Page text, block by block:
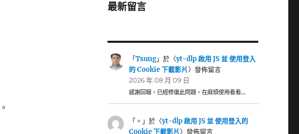
。
最新留言
「Tsung」於〈yt-dlp 啟用 JS 並 使用登入
的 Cookie 下載影片〉發佈留言
2026 年 08 月 09 日
感謝回報，已經修復此問題，在麻煩使用看看…
「 。 」於〈yt-dlp 啟用 JS 並 使用登入的
Cookie 下載影片〉發佈留言